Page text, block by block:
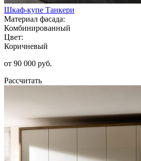
Шкаф-купе Танкери
Материал фасада:
Комбинированный
Цвет:
Коричневый
от 90 000 руб.
Рассчитать